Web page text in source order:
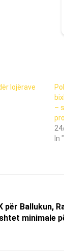
lojërave
–
In
për Ballukun,
minimale